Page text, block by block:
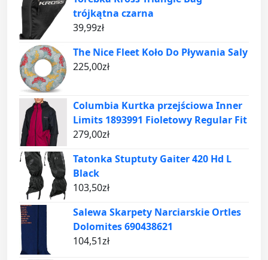
trójkątna czarna
39,99zł
The Nice Fleet Koło Do Pływania Saly
225,00zł
Columbia Kurtka przejściowa Inner
Limits 1893991 Fioletowy Regular Fit
279,00zł
Tatonka Stuptuty Gaiter 420 Hd L
Black
103,50zł
Salewa Skarpety Narciarskie Ortles
Dolomites 690438621
104,51zł